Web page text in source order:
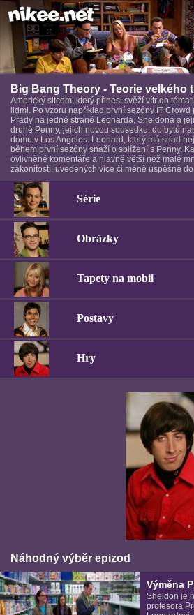
Big Bang Theory - Teorie velkého
Americký sitcom, který přinesl svěží vítr do
lidmi. Po vzoru například první sezóny IT
Prady na jedné straně Leonarda, Sheldona a
druhé Penny, jejich novou sousedku, do bytů
domu v Los Angeles. Leonard, který má snad
během první sezóny snaží o sblížení s Penny.
ovlivněné komentáře a hlavně větší než malé
zákonitostí, uvedených více či méně úspěšně
Série
Obrázky
Tapety na mobil
Postavy
Hry
Náhodný výběr epizod
Výměna
Sheldon je
profesora